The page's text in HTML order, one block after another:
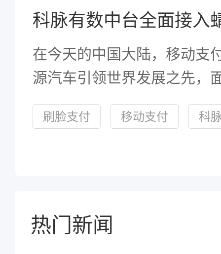
科脉有数中台全面接入
在今天的中国大陆，移动支
源汽车引领世界发展之先，
未有之大变革，中国又一次
界发展的潮头。
刷脸支付 移动支付 科
热门新闻